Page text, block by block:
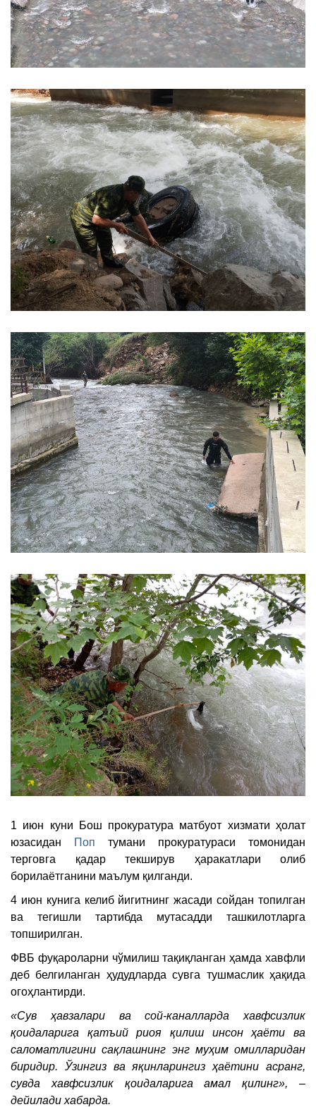
1 июн куни Бош прокуратура матбуот хизмати ҳолат
юзасидан
Поп тумани прокуратураси томонидан
терговга қадар текширув ҳаракатлари олиб
борилаётганини маълум қилганди.
4 июн кунига келиб йигитнинг жасади сойдан топилган
ва тегишли тартибда мутасадди ташкилотларга
топширилган.
ФВБ фуқароларни чўмилиш тақиқланган ҳамда хавфли
деб белгиланган ҳудудларда сувга тушмаслик ҳақида
огоҳлантирди.
«Сув ҳавзалари ва сой-каналларда хавфсизлик
қоидаларига қатъий риоя қилиш инсон ҳаёти ва
саломатлигини сақлашнинг энг муҳим омилларидан
биридир. Ўзингиз ва яқинларингиз ҳаётини асранг,
сувда хавфсизлик қоидаларига амал қилинг», –
дейилади хабарда.